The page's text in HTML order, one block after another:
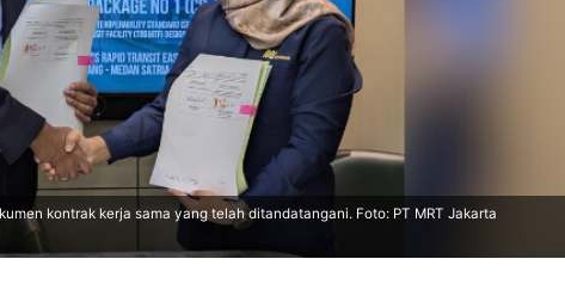
kontrak kerja sama yang telah ditandatangani. Foto: PT MRT Jakarta